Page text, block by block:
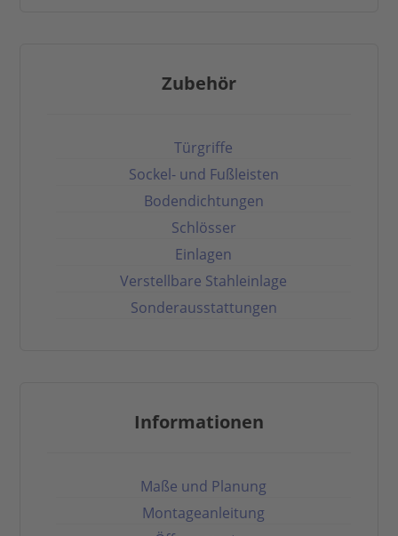
Zubehör
Türgriffe
Sockel- und Fußleisten
Bodendichtungen
Schlösser
Einlagen
Verstellbare Stahleinlage
Sonderausstattungen
Informationen
Maße und Planung
Montageanleitung